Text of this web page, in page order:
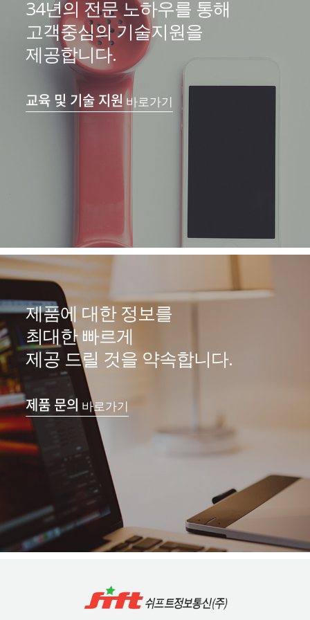
34년의 전문 노하우를 통해
고객중심의 기술지원을
제공합니다.
교육 및 기술 지원바로가기
제품에 대한 정보를
최대한 빠르게
제공 드릴 것을 약속합니다.
제품 문의 바로가기